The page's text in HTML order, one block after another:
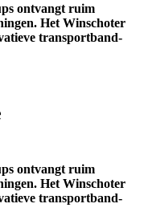
ontvangt ruim
Het Winschoter
transportband-
ontvangt ruim
Het Winschoter
transportband-